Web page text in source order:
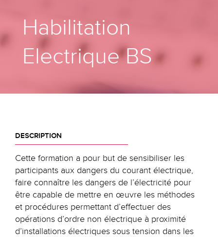
Habilitation
Electrique BS
DESCRIPTION
Cette formation a pour but de sensibiliser les
participants aux dangers du courant électrique,
faire connaître les dangers de l’électricité pour
être capable de mettre en œuvre les méthodes
et procédures permettant d’effectuer des
opérations d’ordre non électrique à proximité
d’installations électriques sous tension dans les